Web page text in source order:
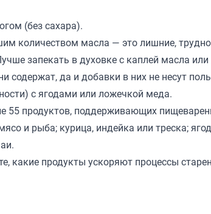
(без сахара).
количеством масла — это лишние,
запекать в духовке с каплей масла или
да и добавки в них не несут
с ягодами или ложечкой меда.
55 продуктов, поддерживающих
и рыба; курица, индейка или треска;
какие продукты ускоряют процессы